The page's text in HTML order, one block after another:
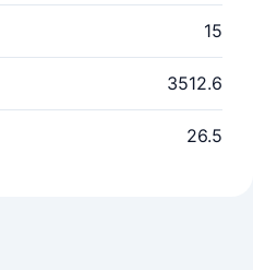
15
3512.6
26.5